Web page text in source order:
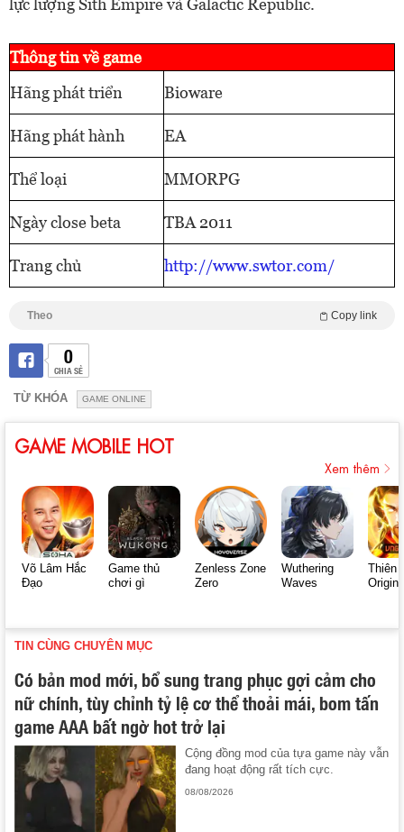
lực lượng Sith Empire và Galactic Republic.
Thông tin về game
Hãng phát triển
Bioware
Hãng phát hành EA
Thể loại MMORPG
Ngày close beta TBA 2011
Trang chủ http://www.swtor.com/
Theo Copy link
0
CHIA SẺ
TỪ KHÓA GAME ONLINE
GAME MOBILE HOT
Xem thêm
Võ Lâm Hắc
Đạo
Game thủ
chơi gì
Zenless Zone
Zero
Wuthering
Waves
Thiên
Origin
TIN CÙNG CHUYÊN MỤC
Có bản mod mới, bổ sung trang phục gợi cảm cho
nữ chính, tùy chỉnh tỷ lệ cơ thể thoải mái, bom tấn
game AAA bất ngờ hot trở lại
Cộng đồng mod của tựa game này vẫn
đang hoạt động rất tích cực.
08/08/2026